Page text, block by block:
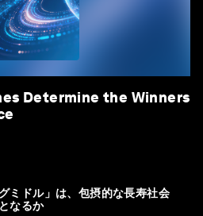
Determine the Winners
グミドル」は、包摂的な長寿社会
なるか